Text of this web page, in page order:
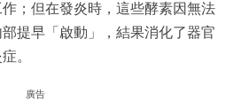
；但在發炎時，這些酵素因無法
提早「啟動」，結果消化了器官
。
廣告